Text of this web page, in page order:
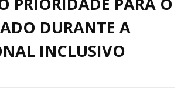
DURANTE A
INCLUSIVO